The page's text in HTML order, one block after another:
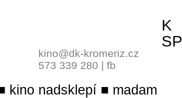
kino nadsklepí
madam
kino@dk-kromeriz.cz
573 339 280 | fb
K
SP